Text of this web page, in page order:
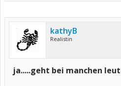
kathyB
Realistin
ja.....geht bei manchen